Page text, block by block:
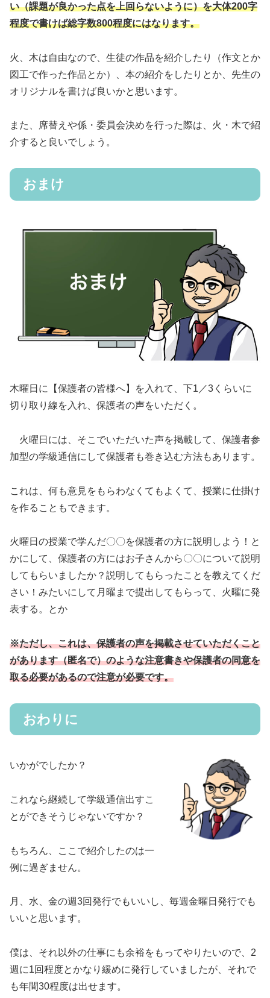
い（課題が良かった点を上回らないように）を大体200字
程度で書けば総字数800程度にはなります。
火、木は自由なので、生徒の作品を紹介したり（作文とか
図工で作った作品とか）、本の紹介をしたりとか、先生の
オリジナルを書けば良いかと思います。
また、席替えや係・委員会決めを行った際は、火・木で紹
介すると良いでしょう。
おまけ
木曜日に【保護者の皆様へ】を入れて、下1／3くらいに
切り取り線を入れ、保護者の声をいただく。
火曜日には、そこでいただいた声を掲載して、保護者参
加型の学級通信にして保護者も巻き込む方法もあります。
これは、何も意見をもらわなくてもよくて、授業に仕掛け
を作ることもできます。
火曜日の授業で学んだ〇〇を保護者の方に説明しよう！と
かにして、保護者の方にはお子さんから〇〇について説明
してもらいましたか？説明してもらったことを教えてくだ
さい！みたいにして月曜まで提出してもらって、火曜に発
表する。とか
※ただし、これは、保護者の声を掲載させていただくこと
があります（匿名で）のような注意書きや保護者の同意を
取る必要があるので注意が必要です。
おわりに
いかがでしたか？
これなら継続して学級通信出すこ
とができそうじゃないですか？
もちろん、ここで紹介したのは一
例に過ぎません。
月、水、金の週3回発行でもいいし、毎週金曜日発行でも
いいと思います。
僕は、それ以外の仕事にも余裕をもってやりたいので、2
週に1回程度とかなり緩めに発行していましたが、それで
も年間30程度は出せます。